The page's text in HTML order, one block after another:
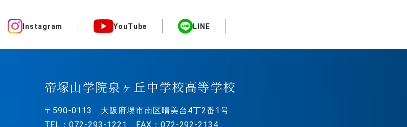
Instagram YouTube LINE
帝塚山学院泉ヶ丘中学校高等学校
〒590-0113 大阪府堺市南区晴美台4丁2番1号
TEL：072-293-1221 FAX：072-292-2134